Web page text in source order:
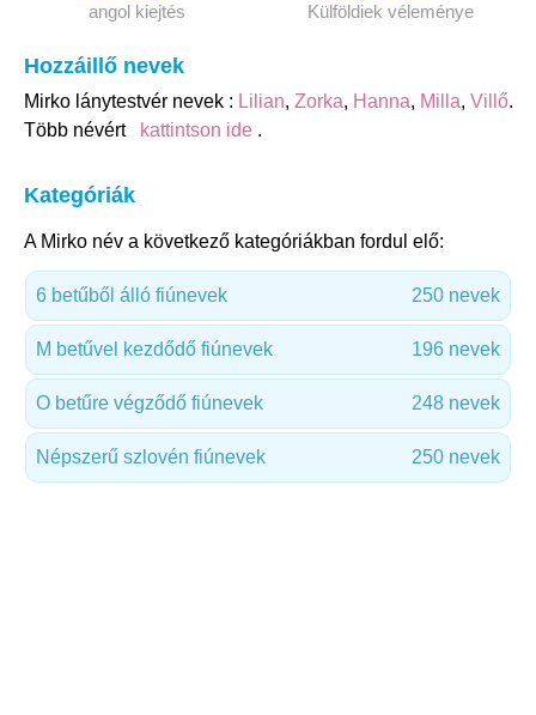
angol kiejtés Külföldiek véleménye
Hozzáillő nevek
Mirko lánytestvér nevek : Lilian, Zorka, Hanna, Milla, Villő.
Több névért
kattintson ide .
Kategóriák
A Mirko név a következő kategóriákban fordul elő:
6 betűből álló fiúnevek 250 nevek
M betűvel kezdődő fiúnevek 196 nevek
O betűre végződő fiúnevek 248 nevek
Népszerű szlovén fiúnevek 250 nevek